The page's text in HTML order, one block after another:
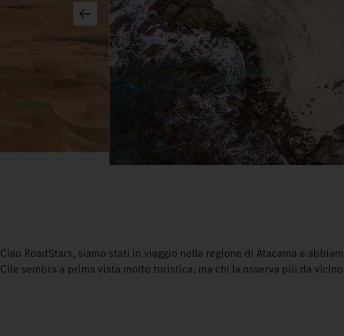
Ciao RoadStars, siamo stati in viaggio nella regione di Atacama e
Cile sembra a prima vista molto turistica, ma chi la osserva più da